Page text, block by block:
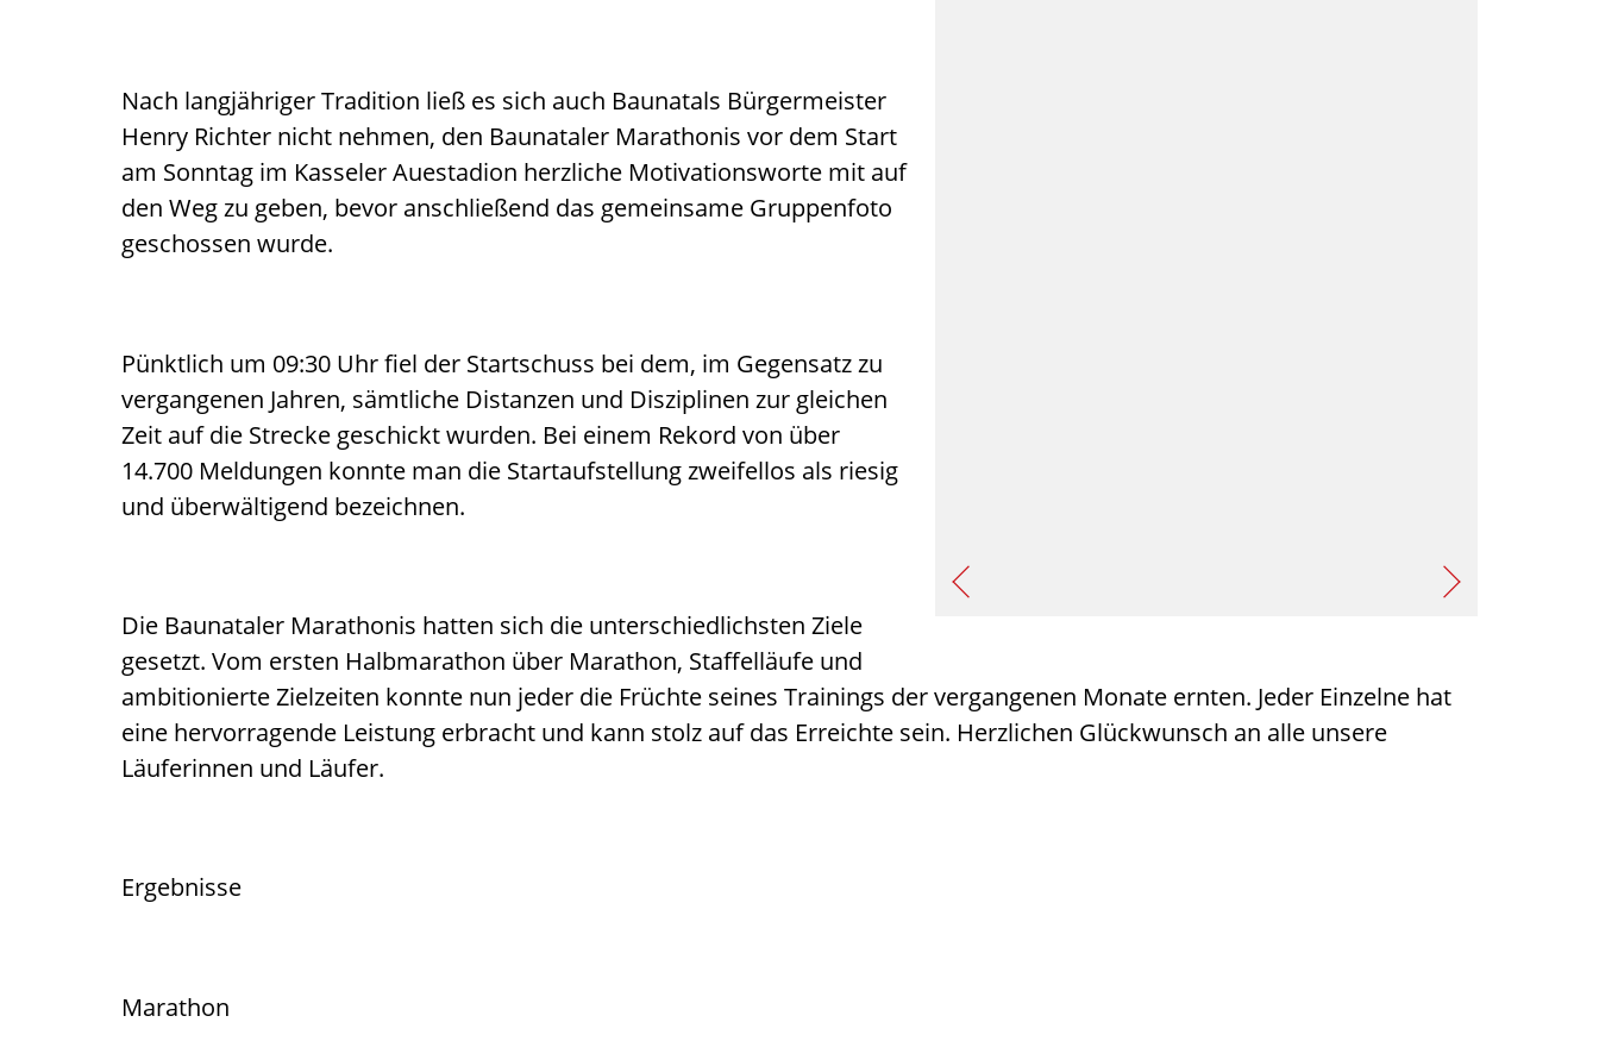
Nach langjähriger Tradition ließ es sich auch Baunatals Bürgermeister
Henry Richter nicht nehmen, den Baunataler Marathonis vor dem Start
am Sonntag im Kasseler Auestadion herzliche Motivationsworte mit auf
den Weg zu geben, bevor anschließend das gemeinsame Gruppenfoto
geschossen wurde.
Pünktlich um 09:30 Uhr fiel der Startschuss bei dem, im Gegensatz zu
vergangenen Jahren, sämtliche Distanzen und Disziplinen zur gleichen
Zeit auf die Strecke geschickt wurden. Bei einem Rekord von über
14.700 Meldungen konnte man die Startaufstellung zweifellos als riesig
und überwältigend bezeichnen.
Die Baunataler Marathonis hatten sich die unterschiedlichsten Ziele
gesetzt. Vom ersten Halbmarathon über Marathon, Staffelläufe und
ambitionierte Zielzeiten konnte nun jeder die Früchte seines Trainings der vergangenen Monate ernten. Jeder Einzelne hat
eine hervorragende Leistung erbracht und kann stolz auf das Erreichte sein. Herzlichen Glückwunsch an alle unsere
Läuferinnen und Läufer.
Ergebnisse
Marathon